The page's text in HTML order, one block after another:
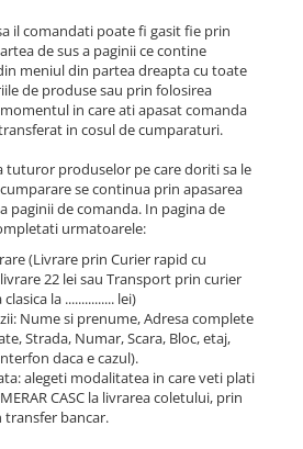
il comandati poate fi gasit fie prin
de sus a paginii ce contine
meniul din partea dreapta cu toate
de produse sau prin folosirea
in care ati apasat comanda
in cosul de cumparaturi.
tuturor produselor pe care doriti sa le
se continua prin apasarea
paginii de comanda. In pagina de
urmatoarele:
(Livrare prin Curier rapid cu
22 lei sau Transport prin curier
la ............... lei)
Nume si prenume, Adresa complete
Strada, Numar, Scara, Bloc, etaj,
daca e cazul).
alegeti modalitatea in care veti plati
CASC la livrarea coletului, prin
transfer bancar.